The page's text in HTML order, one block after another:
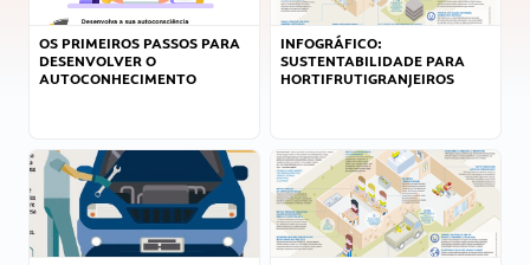
OS PRIMEIROS PASSOS PARA
DESENVOLVER O
AUTOCONHECIMENTO
INFOGRÁFICO:
SUSTENTABILIDADE PARA
HORTIFRUTIGRANJEIROS